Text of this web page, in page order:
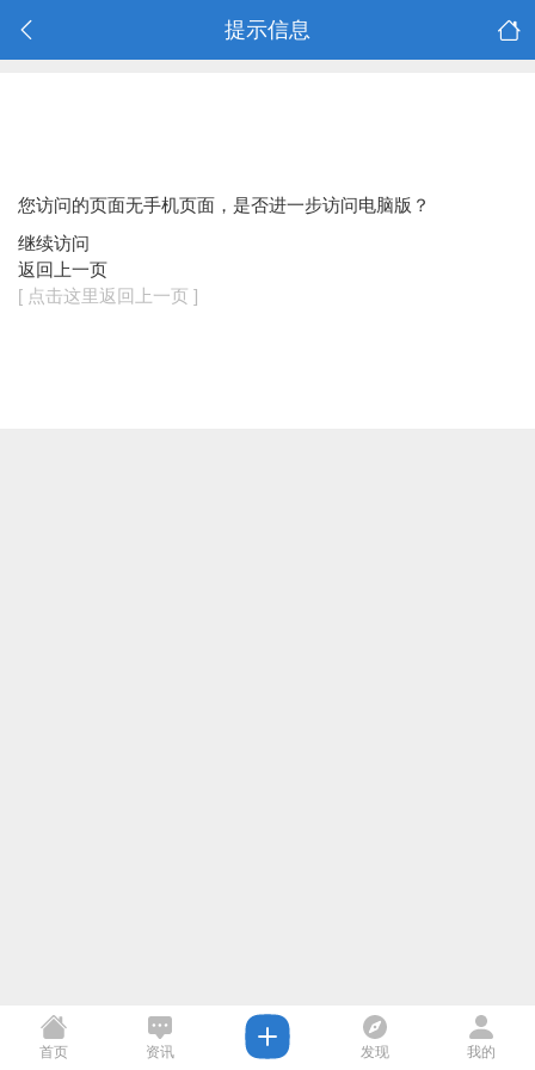
提示信息
您访问的页面无手机页面，是否进一步访问电脑版？
继续访问
返回上一页
[ 点击这里返回上一页 ]
首页 资讯 发现 我的